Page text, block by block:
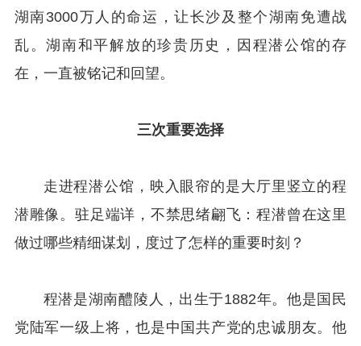
湖南3000万人的命运，让长沙及整个湖南免遭战
乱。湖南和平解放的珍贵历史，因程潜公馆的存
在，一直被铭记和回望。
三次重要选择
走进程潜公馆，映入眼帘的是大厅里竖立的程
潜雕像。驻足端详，不禁思绪翩飞：程潜曾在这里
做过哪些精细谋划，度过了怎样的重要时刻？
程潜是湖南醴陵人，出生于1882年。他是国民
党陆军一级上将，也是中国共产党的忠诚朋友。他